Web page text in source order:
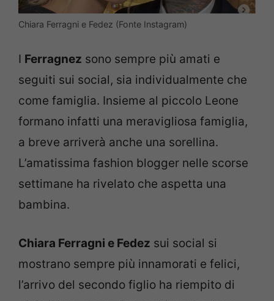
Chiara Ferragni e Fedez (Fonte Instagram)
I Ferragnez sono sempre più amati e
seguiti sui social, sia individualmente che
come famiglia. Insieme al piccolo Leone
formano infatti una meravigliosa famiglia,
a breve arriverà anche una sorellina.
L’amatissima fashion blogger nelle scorse
settimane ha rivelato che aspetta una
bambina.
Chiara Ferragni e Fedez sui social si
mostrano sempre più innamorati e felici,
l’arrivo del secondo figlio ha riempito di